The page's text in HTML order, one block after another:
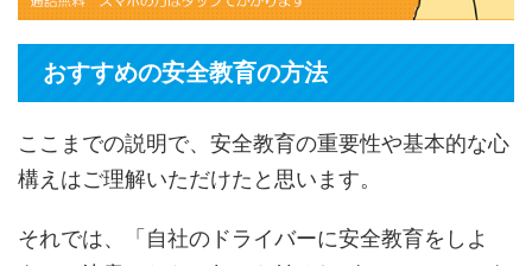
おすすめの安全教育の方法
ここまでの説明で、安全教育の重要性や基本的な心
構えはご理解いただけたと思います。
それでは、「自社のドライバーに安全教育をしよ